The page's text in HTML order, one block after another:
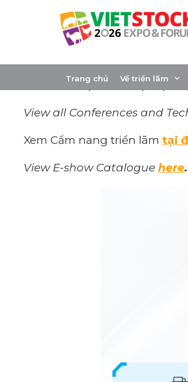
Trang chủ Về triển lãm
TÀI LIỆU HỘI
Xem toàn bộ các tài liệu tại
View all Conferences and
Xem Cẩm nang triển lãm tại
View E-show Catalogue here.